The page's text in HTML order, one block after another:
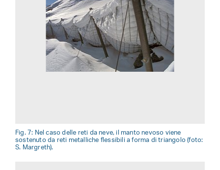
Fig. 7: Nel caso delle reti da neve, il manto nevoso viene
sostenuto da reti metalliche flessibili a forma di triangolo (foto:
S. Margreth).